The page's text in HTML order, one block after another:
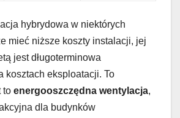
hybrydowa w niektórych
mieć niższe koszty instalacji, jej
jest długoterminowa
kosztach eksploatacji. To
to energooszczędna wentylacja,
dla budynków